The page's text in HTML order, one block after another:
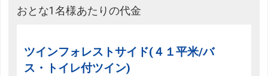
おとな1名様あたりの代金
ツインフォレストサイド(４１平米/バ
ス・トイレ付ツイン)